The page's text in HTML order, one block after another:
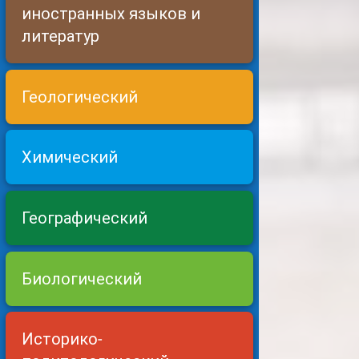
иностранных языков и
литератур
Геологический
Химический
Географический
Биологический
Историко-